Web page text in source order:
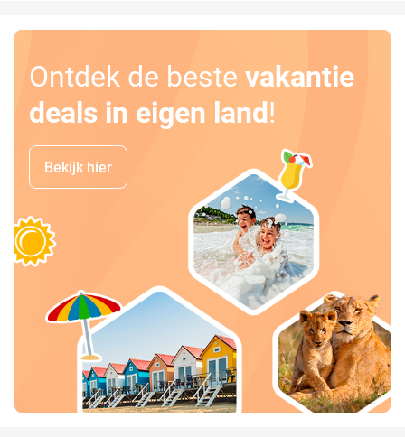
Ontdek de beste vakantie
deals in eigen land!
Bekijk hier